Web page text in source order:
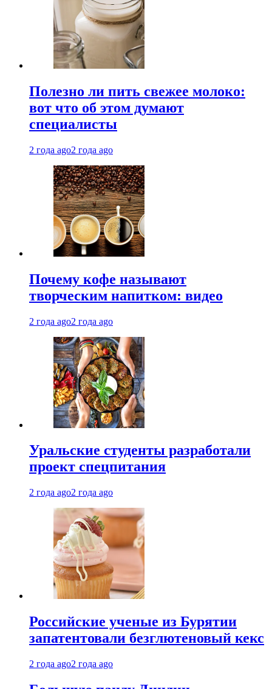
Полезно ли пить свежее молоко:
вот что об этом думают
специалисты
2 года ago2 года ago
Почему кофе называют
творческим напитком: видео
2 года ago2 года ago
Уральские студенты разработали
проект спецпитания
2 года ago2 года ago
Российские ученые из Бурятии
запатентовали безглютеновый кекс
2 года ago2 года ago